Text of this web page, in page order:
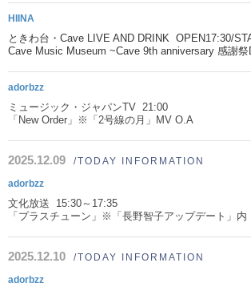
HIINA
ときわ台・Cave LIVE AND DRINK OPEN17:30/
Cave Music Museum ~Cave 9th anniversary 感謝祭
adorbzz
ミュージック・ジャパンTV 21:00
「New Order」※「2号線の月」MV O.A
2025.12.09
/TODAY INFORMATION
adorbzz
文化放送 15:30～17:35
「プラスチューン」※「長野智子アップデート」
2025.12.10
/TODAY INFORMATION
adorbzz